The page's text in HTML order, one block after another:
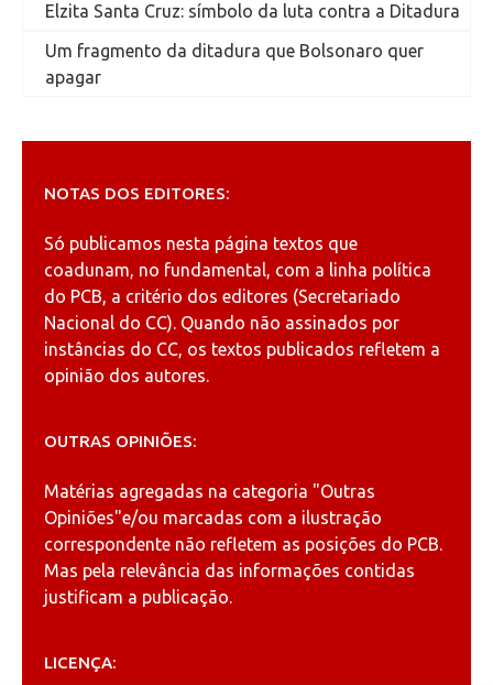
Elzita Santa Cruz: símbolo da luta contra a Ditadura
Um fragmento da ditadura que Bolsonaro quer
apagar
NOTAS DOS EDITORES:
Só publicamos nesta página textos que
coadunam, no fundamental, com a linha política
do PCB, a critério dos editores (Secretariado
Nacional do CC). Quando não assinados por
instâncias do CC, os textos publicados refletem a
opinião dos autores.
OUTRAS OPINIÕES:
Matérias agregadas na categoria "Outras
Opiniões"e/ou marcadas com a ilustração
correspondente não refletem as posições do PCB.
Mas pela relevância das informações contidas
justificam a publicação.
LICENÇA: